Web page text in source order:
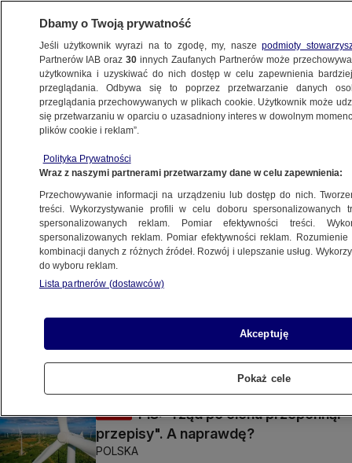
KONKRET24
ELEKTROWNIE WIATROWE
FAŁSZ
"Niemieccy naukowcy"
o wiatrakach. Badania, których nie ma
Michał Istel
"Życie pięćset metrów od wiatraka".
Co to za efekt?
Michał Istel
Zamrożenie cen energii. Co podpisał,
a czego nie podpisał Nawrocki
FAŁSZ
PiS: "rząd po cichu przepchnął
przepisy". A naprawdę?
POLSKA
Dbamy o Twoją prywatność
Jeśli użytkownik wyrazi na to zgodę, my, naszepodmioty
Partnerów IAB oraz30 innych Zaufanych Partnerów może
użytkownika i uzyskiwać do nich dostęp w celu zapewnienia
przeglądania. Odbywa się to poprzez przetwarzanie danych
przeglądania przechowywanych w plikach cookie. Użytkownik może
się przetwarzaniu w oparciu o uzasadniony interes w dowolnym
plików cookie i reklam”.
Polityka Prywatności
Wraz z naszymi partnerami przetwarzamy dane w celu zapewnienia:
Przechowywanie informacji na urządzeniu lub dostęp do nich.
treści. Wykorzystywanie profili w celu doboru spersonalizowanych
spersonalizowanych reklam. Pomiar efektywności treści.
spersonalizowanych reklam. Pomiar efektywności reklam.
kombinacji danych z różnych źródeł. Rozwój i ulepszanie usług.
do wyboru reklam.
Lista partnerów (dostawców)
Akceptuję
Pokaż cele